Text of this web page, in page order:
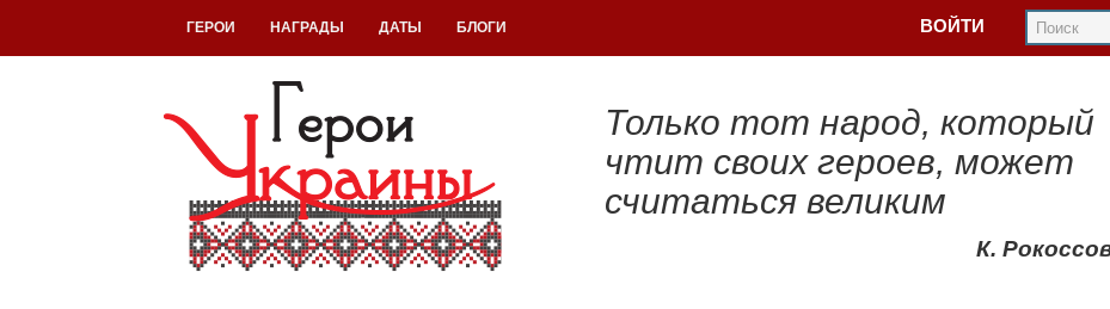
ГЕРОИ НАГРАДЫ ДАТЫ БЛОГИ ВОЙТИ
Только тот народ, который
чтит своих героев, может
считаться великим
К.